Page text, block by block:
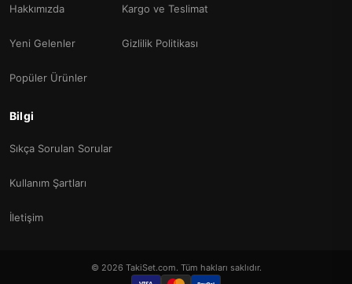
Hakkımızda
Yeni Gelenler
Popüler Ürünler
Kargo ve Teslimat
Gizlilik Politikası
Bilgi
Sıkça Sorulan Sorular
Kullanım Şartları
İletişim
© 2026 TakiSet.com. Tüm hakları saklıdır.